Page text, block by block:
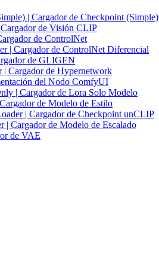
| Cargador de Checkpoint (Simple)
de Visión CLIP
de ControlNet
| Cargador de ControlNet Diferencial
de GLIGEN
Cargador de Hypernetwork
del Nodo ComfyUI
| Cargador de Lora Solo Modelo
de Modelo de Estilo
| Cargador de Checkpoint unCLIP
| Cargador de Modelo de Escalado
de VAE